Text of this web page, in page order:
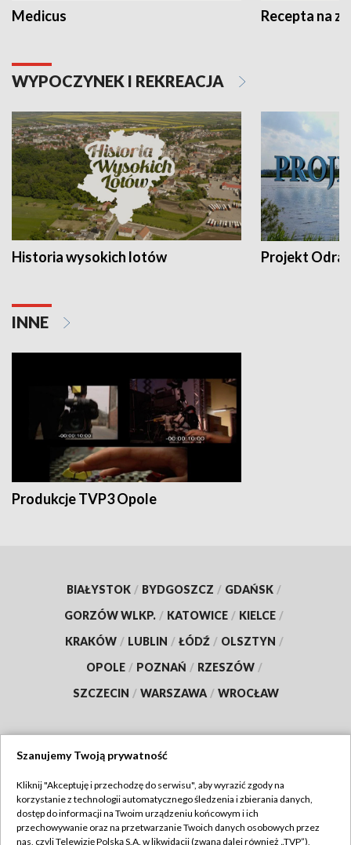
Medicus Recepta na
WYPOCZYNEK I REKREACJA
Historia wysokich lotów Projekt Odra
INNE
Produkcje TVP3 Opole
BIAŁYSTOK / BYDGOSZCZ / GDAŃSK /
GORZÓW WLKP. / KATOWICE / KIELCE /
KRAKÓW / LUBLIN / ŁÓDŹ / OLSZTYN /
OPOLE / POZNAŃ / RZESZÓW /
SZCZECIN / WARSZAWA / WROCŁAW
TVP
Abonament TVP
Regulamin TVP
Szanujemy Twoją prywatność
Kliknij "Akceptuję i przechodzę do serwisu", aby wyrazić zgody na
korzystanie z technologii automatycznego śledzenia i zbierania danych,
dostęp do informacji na Twoim urządzeniu końcowym i ich
przechowywanie oraz na przetwarzanie Twoich danych osobowych przez
nas, czyli Telewizję Polską S.A. w likwidacji (zwaną dalej również „TVP”),